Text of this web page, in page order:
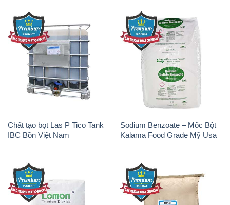
Chất tạo bọt Las P Tico Tank
IBC Bồn Việt Nam
Sodium Benzoate – Mốc Bột
Kalama Food Grade Mỹ Usa